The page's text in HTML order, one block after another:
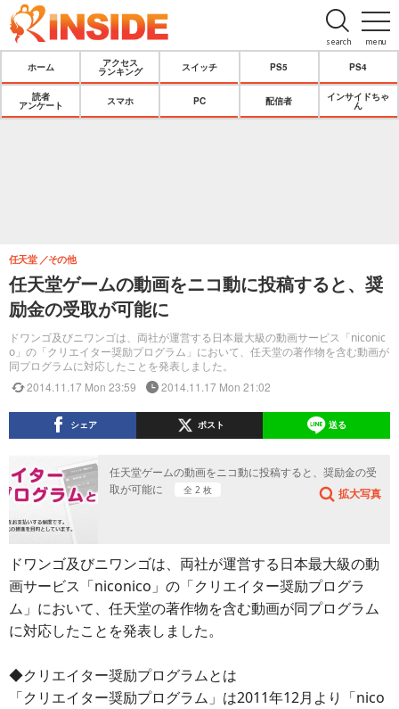
menu
search
ホーム
アクセス
ランキング
スイッチ PS5 PS4
読者
アンケート
スマホ PC 配信者
インサイドちゃ
ん
任天堂ゲームの動画をニコ動に投稿すると、奨
励金の受取が可能に
ドワンゴ及びニワンゴは、両社が運営する日本最大級の動画サービス「niconic
o」の「クリエイター奨励プログラム」において、任天堂の著作物を含む動画が
同プログラムに対応したことを発表しました。
任天堂 その他
2014.11.17 Mon 23:59 2014.11.17 Mon 21:02
シェア ポスト 送る
任天堂ゲームの動画をニコ動に投稿すると、奨励金の受
取が可能に
全 2 枚 拡大写真
ドワンゴ及びニワンゴは、両社が運営する日本最大級の動
画サービス「niconico」の「クリエイター奨励プログラ
ム」において、任天堂の著作物を含む動画が同プログラム
に対応したことを発表しました。
◆クリエイター奨励プログラムとは
「クリエイター奨励プログラム」は2011年12月より「nico